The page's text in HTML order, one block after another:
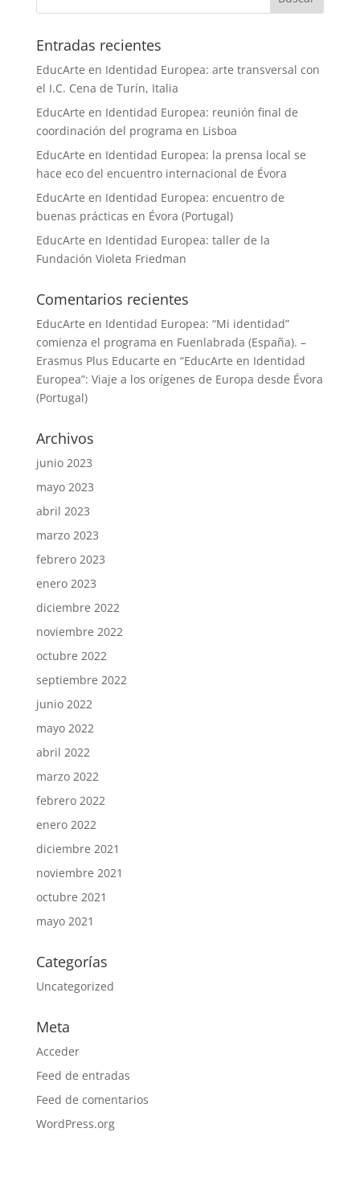
Entradas recientes
EducArte en Identidad Europea: arte transversal con
el I.C. Cena de Turín, Italia
EducArte en Identidad Europea: reunión final de
coordinación del programa en Lisboa
EducArte en Identidad Europea: la prensa local se
hace eco del encuentro internacional de Évora
EducArte en Identidad Europea: encuentro de
buenas prácticas en Évora (Portugal)
EducArte en Identidad Europea: taller de la
Fundación Violeta Friedman
Comentarios recientes
EducArte en Identidad Europea: “Mi identidad”
comienza el programa en Fuenlabrada (España). –
Erasmus Plus Educarte en “EducArte en Identidad
Europea”: Viaje a los orígenes de Europa desde Évora
(Portugal)
Archivos
junio 2023
mayo 2023
abril 2023
marzo 2023
febrero 2023
enero 2023
diciembre 2022
noviembre 2022
octubre 2022
septiembre 2022
junio 2022
mayo 2022
abril 2022
marzo 2022
febrero 2022
enero 2022
diciembre 2021
noviembre 2021
octubre 2021
mayo 2021
Categorías
Uncategorized
Meta
Acceder
Feed de entradas
Feed de comentarios
WordPress.org